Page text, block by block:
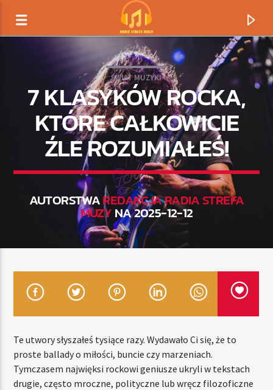
TYTUŁ
RADIO STREFA MUZY
11:00 20:00
ŚWIAT MUZYKI
7 KLASYKÓW ROCKA,
KTÓRE CAŁKOWICIE
ŹLE ROZUMIAŁEŚ!
AUTORSTWAREDAKCJA RADIA STREFA
MUZYNA 2025-12-12
Te utwory słyszałeś tysiące razy. Wydawało Ci się, że to
proste ballady o miłości, buncie czy marzeniach.
Tymczasem najwięksi rockowi geniusze ukryli w tekstach
drugie, często mroczne, polityczne lub wręcz filozoficzne